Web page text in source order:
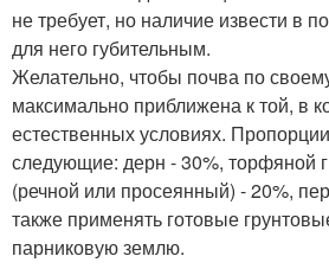
не требует, но наличие извести в
для него губительным.
Желательно, чтобы почва по
максимально приближена к той, в
естественных условиях.
следующие: дерн - 30%, торфяной
(речной или просеянный) - 20%,
также применять готовые
парниковую землю.